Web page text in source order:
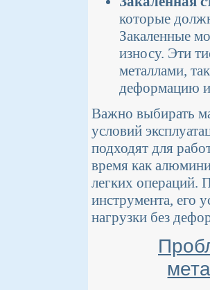
которые
Закаленные
износу. Эти
металлами,
деформацию
Важно выбирать
условий
подходят для
время как
легких операций.
инструмента, его
нагрузки без